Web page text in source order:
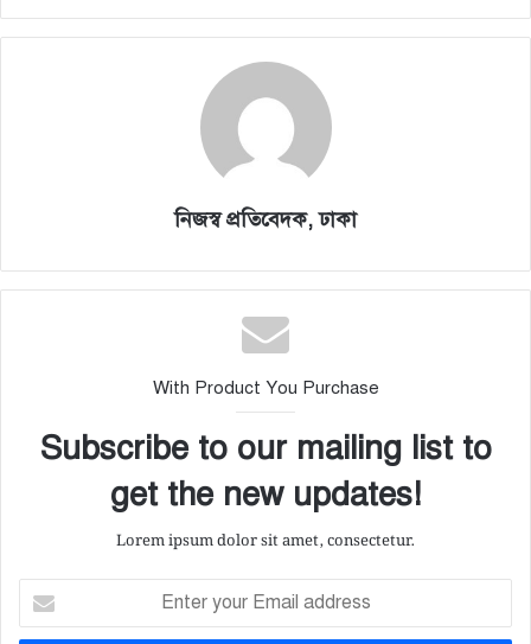
নিজস্ব প্রতিবেদক, ঢাকা
With Product You Purchase
Subscribe to our mailing list to
get the new updates!
Lorem ipsum dolor sit amet, consectetur.